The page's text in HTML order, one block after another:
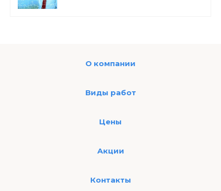
О компании
Виды работ
Цены
Акции
Контакты